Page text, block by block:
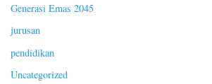
Generasi Emas 2045
jurusan
pendidikan
Uncategorized